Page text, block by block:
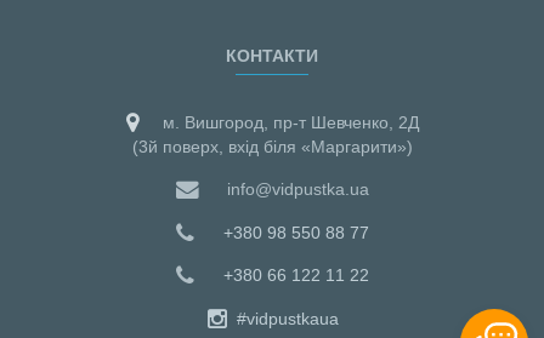
КОНТАКТИ
м. Вишгород, пр-т Шевченко, 2Д
(3й поверх, вхід біля «Маргарити»)
info@vidpustka.ua
+380 98 550 88 77
+380 66 122 11 22
#vidpustkaua